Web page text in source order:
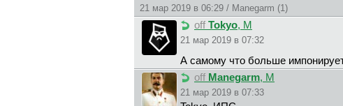
21 мар 2019 в 06:29 / Manegarm (1)
off Tokyo, М
21 мар 2019 в 07:32
А самому что больше
off Manegarm, М
21 мар 2019 в 07:33